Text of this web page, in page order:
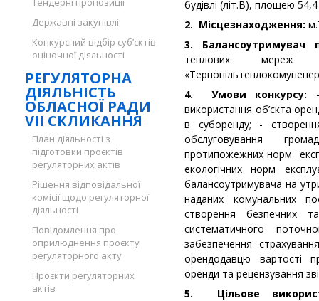
Державні закупівлі
Конкурсний відбір суб’єктів
оціночної діяльності
РЕГУЛЯТОРНА
ДІЯЛЬНІСТЬ
ОБЛАСНОЇ РАДИ
VII СКЛИКАННЯ
План діяльності з
підготовки проєктів
регуляторних актів
Рішення відповідальної
комісії щодо регуляторної
діяльності
Повідомлення про
оприлюднення проєкту
регуляторного акту
Проєкти регуляторних
актів
будівлі (літ.В), площею
2. Місцезнаходження:
3. Балансоутримувач
теплових мереж
4. Умови конкурсу:
використання об’єкта
в суборенду; -
обслуговування
протипожежних норм
екологічних норм
балансоутримувача на
наданих комунальних
створення безпечних
систематичного
забезпечення
орендодавцю вартості
оренди та рецензування
5. Цільове